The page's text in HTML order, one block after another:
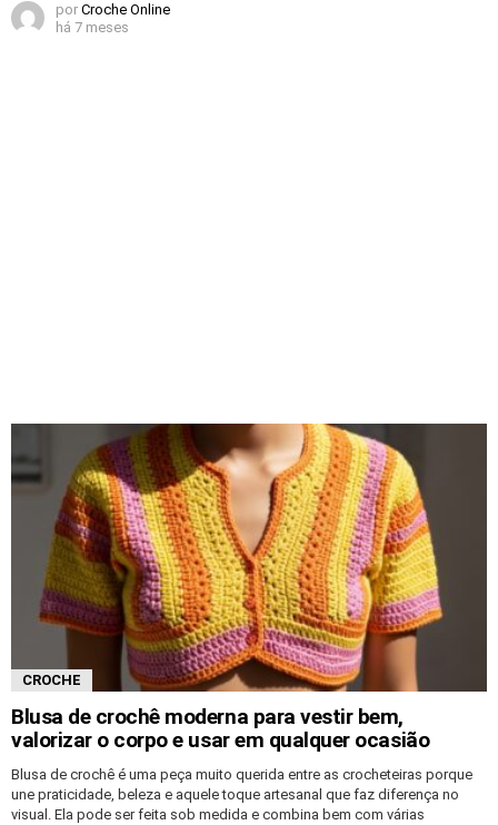
por Croche Online
há 7 meses
CROCHE
Blusa de crochê moderna para vestir bem,
valorizar o corpo e usar em qualquer ocasião
Blusa de crochê é uma peça muito querida entre as crocheteiras porque
une praticidade, beleza e aquele toque artesanal que faz diferença no
visual. Ela pode ser feita sob medida e combina bem com várias